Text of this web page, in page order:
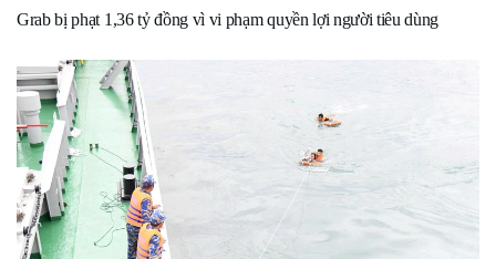
Grab bị phạt 1,36 tỷ đồng vì vi phạm quyền lợi người tiêu dùng